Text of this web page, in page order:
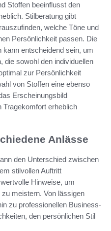
Stoffen beeinflusst den
Stilberatung gibt
welche Töne und
Persönlichkeit passen. Die
kann entscheidend sein, um
die sowohl den individuellen
zur Persönlichkeit
von Stoffen eine ebenso
Erscheinungsbild
Tragekomfort erheblich
Anlässe
den Unterschied zwischen
stilvollen Auftritt
Hinweise, um
meistern. Von lässigen
zu professionellen Business-
den persönlichen Stil